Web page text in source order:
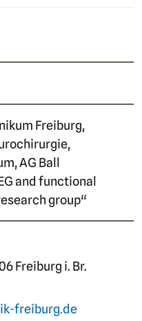
Freiburg,
AG Ball
and functional
group“
Freiburg i. Br.
freiburg.de